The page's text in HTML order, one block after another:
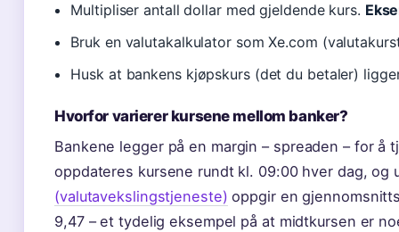
Multipliser antall dollar med gjeldende kurs.
Bruk en valutakalkulator som Xe.com
Husk at bankens kjøpskurs (det du betaler)
Hvorfor varierer kursene mellom banker?
Bankene legger på en margin – spreaden – for å
oppdateres kursene rundt kl. 09:00 hver dag,
(valutavekslingstjeneste) oppgir en
9,47 – et tydelig eksempel på at midtkursen er